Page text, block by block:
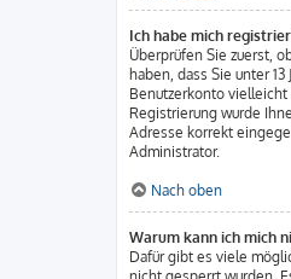
Ich habe mich
Überprüfen Sie zuerst,
haben, dass Sie unter
Benutzerkonto
Registrierung wurde
Adresse korrekt
Administrator.
Nach oben
Warum kann ich mich
Dafür gibt es viele